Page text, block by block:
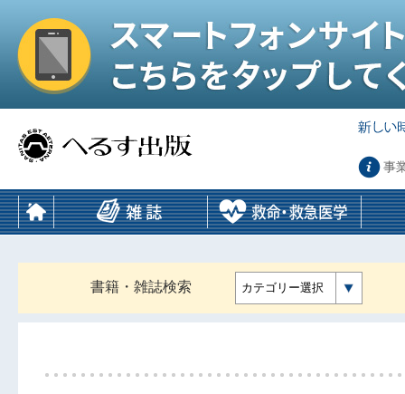
事
書籍・雑誌検索 カテゴリー選択